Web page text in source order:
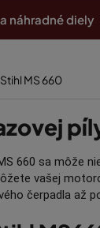
náhradné diely
MS 660
660 sa môže
vašej
čerpadla až